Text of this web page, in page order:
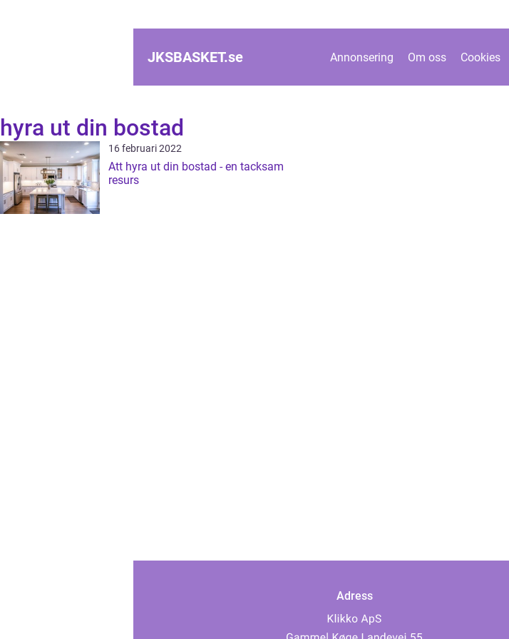
JKSBASKET.se Annonsering Om oss Cookies
hyra ut din bostad
16 februari 2022
Att hyra ut din bostad - en tacksam
resurs
Adress